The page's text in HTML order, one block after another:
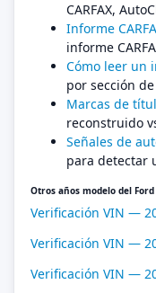
CARFAX,
Informe
informe
Cómo leer un
por sección
Marcas de
reconstruido
Señales de
para detectar
Otros años modelo del
Verificación VIN —
Verificación VIN —
Verificación VIN —